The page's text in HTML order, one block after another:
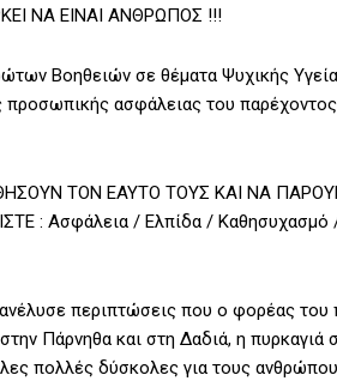
ΝΑ ΕΙΝΑΙ ΑΝΘΡΩΠΟΣ !!!
Βοηθειών σε θέματα Ψυχικής
προσωπικής ασφάλειας του
ΤΟΝ ΕΑΥΤΟ ΤΟΥΣ ΚΑΙ ΝΑ
: Ασφάλεια / Ελπίδα / Καθησυχασμό
περιπτώσεις που ο φορέας του
Πάρνηθα και στη Δαδιά, η
πολλές δύσκολες για τους